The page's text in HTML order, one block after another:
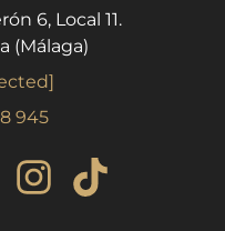
6, Local 11.
(Málaga)
945